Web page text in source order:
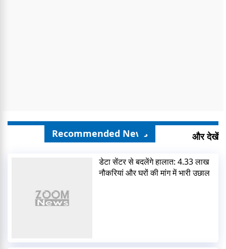
Recommended News और देखें
डेटा सेंटर से बदलेंगे हालात: 4.33 लाख
नौकरियां और घरों की मांग में भारी उछाल